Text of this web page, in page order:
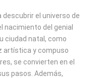
descubrir el universo de
nacimiento del genial
ciudad natal, como
artística y compuso
se convierten en el
pasos. Además,